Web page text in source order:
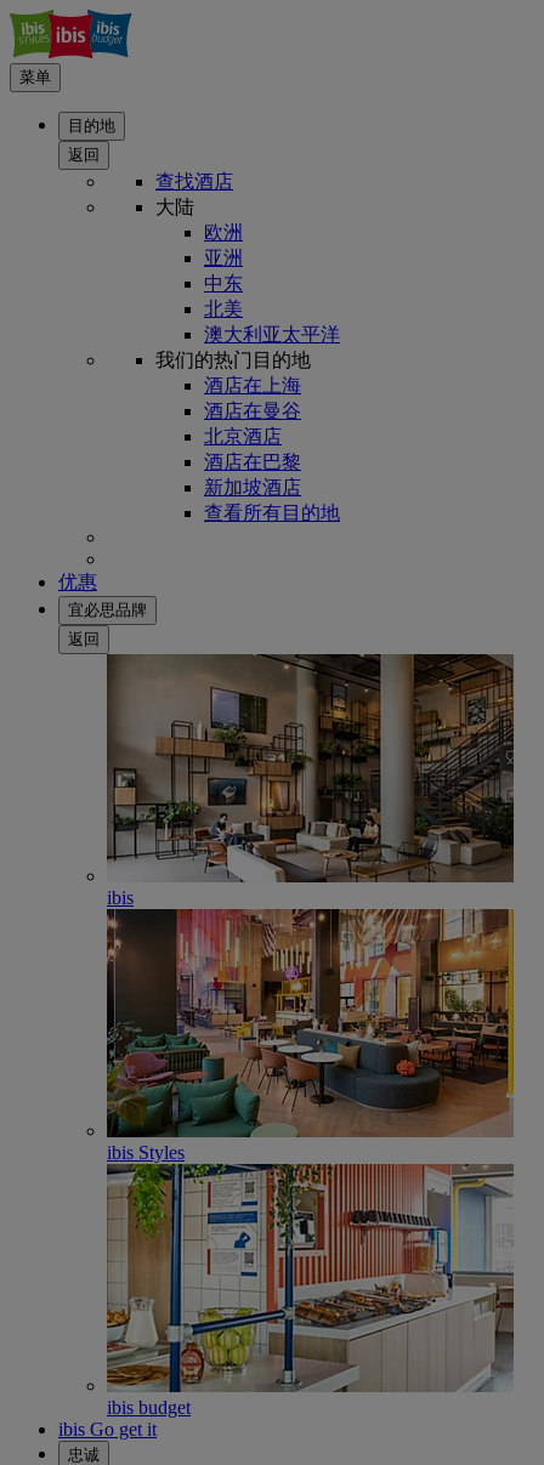
菜单
目的地
返回
查找酒店
大陆
欧洲
亚洲
中东
北美
澳大利亚太平洋
我们的热门目的地
酒店在上海
酒店在曼谷
北京酒店
酒店在巴黎
新加坡酒店
查看所有目的地
优惠
宜必思品牌
返回
ibis
ibis Styles
ibis budget
ibis Go get it
忠诚